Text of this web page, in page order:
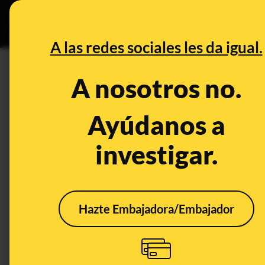
A las redes sociales les da igual.
A nosotros no.
Ayúdanos a
investigar.
Hazte Embajadora/Embajador
naturaleza
'Ley de restauración de
la Naturaleza' de la